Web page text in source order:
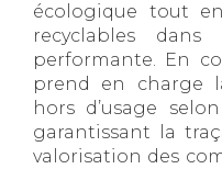
écologique tout
recyclables
performante. En
prend en charge
hors d’usage
garantissant la
valorisation des